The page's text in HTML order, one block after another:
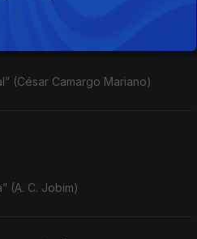
(César Camargo Mariano)
(A. C. Jobim)